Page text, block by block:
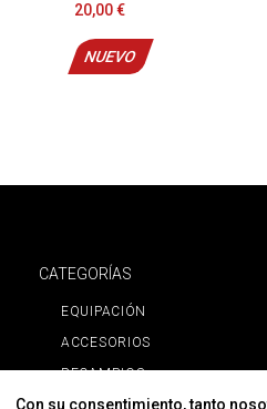
20,00 €
NUEVO
CATEGORÍAS
EQUIPACIÓN
ACCESORIOS
RECAMBIOS
PROMOCIONES
Con su consentimiento, tanto